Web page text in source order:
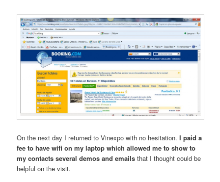
On the next day I returned to Vinexpo with no hesitation.I paid a
fee to have wifi on my laptop which allowed me to show to
my contacts several demos and emails that I thought could be
helpful on the visit.